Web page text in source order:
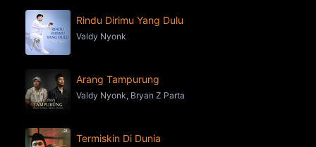
Rindu Dirimu Yang Dulu
Valdy Nyonk
Arang Tampurung
Valdy Nyonk, Bryan Z Parta
Termiskin Di Dunia